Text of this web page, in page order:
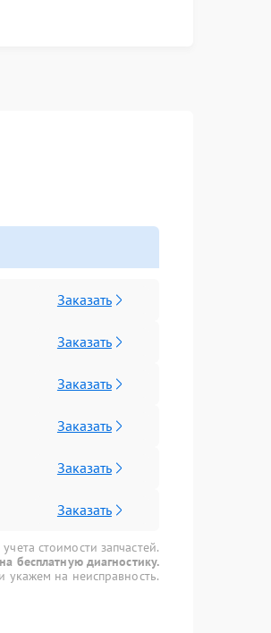
Заказать
Заказать
Заказать
Заказать
Заказать
Заказать
стоимости запчастей.
бесплатную диагностику.
на неисправность.